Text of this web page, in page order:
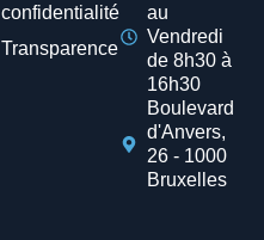
confidentialité
Transparence
au
Vendredi
de 8h30 à
16h30
Boulevard
d'Anvers,
26 - 1000
Bruxelles